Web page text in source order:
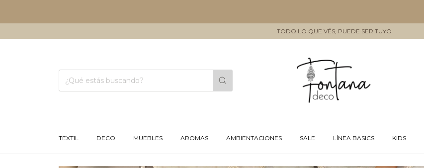
TODO LO QUE VÉS, PUEDE SER TUYO
TEXTIL DECO MUEBLES AROMAS AMBIENTACIONES SALE LÍNEA BASICS KIDS